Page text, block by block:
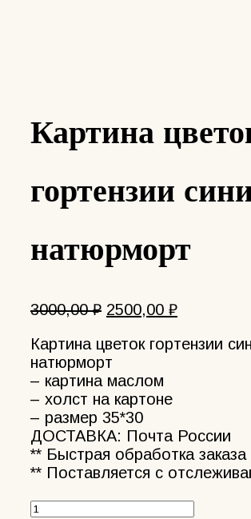
Картина
гортензии
натюрморт
3000,00₽ Первоначальная
составляла
3000,00 ₽.
2500,00 ₽Текущая
2500,00 ₽.
Картина цветок гортензии
натюрморт
– картина маслом
– холст на картоне
– размер 35*30
ДОСТАВКА: Почта России
** Быстрая обработка заказа
** Поставляется с
Количество